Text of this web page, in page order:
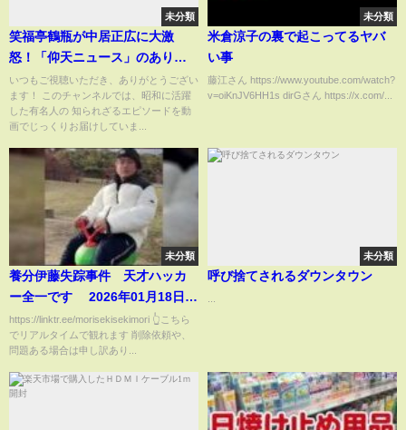
未分類
笑福亭鶴瓶が中居正広に大激
怒！「仰天ニュース」のありえ
ない編集が炎上して視聴者離脱
が続出…"性●害"トラブルの真相
を各テレビ局が隠すように全ス
を失う…
いつもご視聴いただき、ありがとうござい
ます！ このチャンネルでは、昭和に活躍
した有名人の 知られざるエピソードを動
画でじっくりお届けしていま...
未分類
米倉涼子の裏で起こってるヤバ
い事
藤江さん https://www.youtube.com/watch?
v=oiKnJV6HH1s dirGさん https://x.com/...
未分類
養分伊藤失踪事件 天才ハッカ
ー全一です 2026年01月18日
12時
https://linktr.ee/morisekisekimori 👆こちら
でリアルタイムで観れます 削除依頼や、
問題ある場合は申し訳あり...
未分類
呼び捨てされるダウンタウン